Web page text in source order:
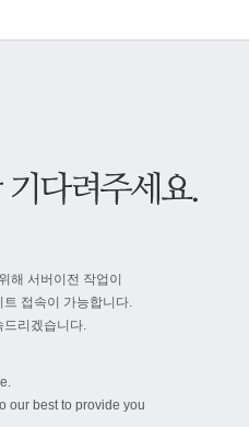
해 서버이전 작업이
접속이 가능합니다.
드리겠습니다.
our best to provide you